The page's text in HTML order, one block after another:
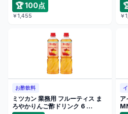
🏆 100点
￥1,455 ￥
お酢飲料
ミツカン 業務用 フルーティス ま
ろやかりんご酢ドリンク 6 …
ア